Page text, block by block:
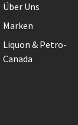
Über Uns
Marken
Liquon & Petro-
Canada